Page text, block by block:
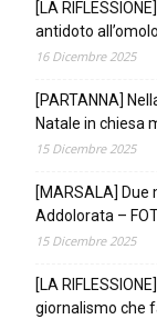
[LA
antidoto
16 Dicembre 2025
[PARTANNA]
Natale in chiesa
15 Dicembre 2025
[MARSALA] Due
Addolorata –
15 Dicembre 2025
[LA
giornalismo che